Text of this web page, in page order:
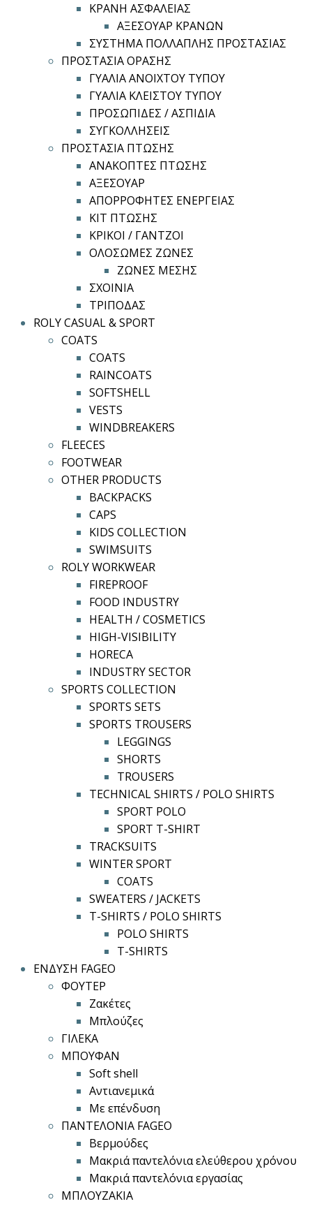
ΚΡΑΝΗ ΑΣΦΑΛΕΙΑΣ
ΑΞΕΣΟΥΑΡ ΚΡΑΝΩΝ
ΣΥΣΤΗΜΑ ΠΟΛΛΑΠΛΗΣ ΠΡΟΣΤΑΣΙΑΣ
ΠΡΟΣΤΑΣΙΑ ΟΡΑΣΗΣ
ΓΥΑΛΙΑ ΑΝΟΙΧΤΟΥ ΤΥΠΟΥ
ΓΥΑΛΙΑ ΚΛΕΙΣΤΟΥ ΤΥΠΟΥ
ΠΡΟΣΩΠΙΔΕΣ / ΑΣΠΙΔΙΑ
ΣΥΓΚΟΛΛΗΣΕΙΣ
ΠΡΟΣΤΑΣΙΑ ΠΤΩΣΗΣ
ΑΝΑΚΟΠΤΕΣ ΠΤΩΣΗΣ
ΑΞΕΣΟΥΑΡ
ΑΠΟΡΡΟΦΗΤΕΣ ΕΝΕΡΓΕΙΑΣ
ΚΙΤ ΠΤΩΣΗΣ
ΚΡΙΚΟΙ / ΓΑΝΤΖΟΙ
ΟΛΟΣΩΜΕΣ ΖΩΝΕΣ
ΖΩΝΕΣ ΜΕΣΗΣ
ΣΧΟΙΝΙΑ
ΤΡΙΠΟΔΑΣ
ROLY CASUAL & SPORT
COATS
COATS
RAINCOATS
SOFTSHELL
VESTS
WINDBREAKERS
FLEECES
FOOTWEAR
OTHER PRODUCTS
BACKPACKS
CAPS
KIDS COLLECTION
SWIMSUITS
ROLY WORKWEAR
FIREPROOF
FOOD INDUSTRY
HEALTH / COSMETICS
HIGH-VISIBILITY
HORECA
INDUSTRY SECTOR
SPORTS COLLECTION
SPORTS SETS
SPORTS TROUSERS
LEGGINGS
SHORTS
TROUSERS
TECHNICAL SHIRTS / POLO SHIRTS
SPORT POLO
SPORT T-SHIRT
TRACKSUITS
WINTER SPORT
COATS
SWEATERS / JACKETS
T-SHIRTS / POLO SHIRTS
POLO SHIRTS
T-SHIRTS
ΕΝΔΥΣΗ FAGEO
ΦΟΥΤΕΡ
Ζακέτες
Μπλούζες
ΓΙΛΕΚΑ
ΜΠΟΥΦΑΝ
Soft shell
Αντιανεμικά
Με επένδυση
ΠΑΝΤΕΛΟΝΙΑ FAGEO
Βερμούδες
Μακριά παντελόνια ελεύθερου χρόνου
Μακριά παντελόνια εργασίας
ΜΠΛΟΥΖΑΚΙΑ